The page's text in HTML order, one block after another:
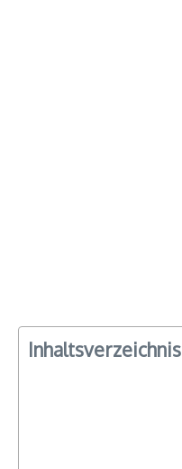
Inhaltsverzeichnis